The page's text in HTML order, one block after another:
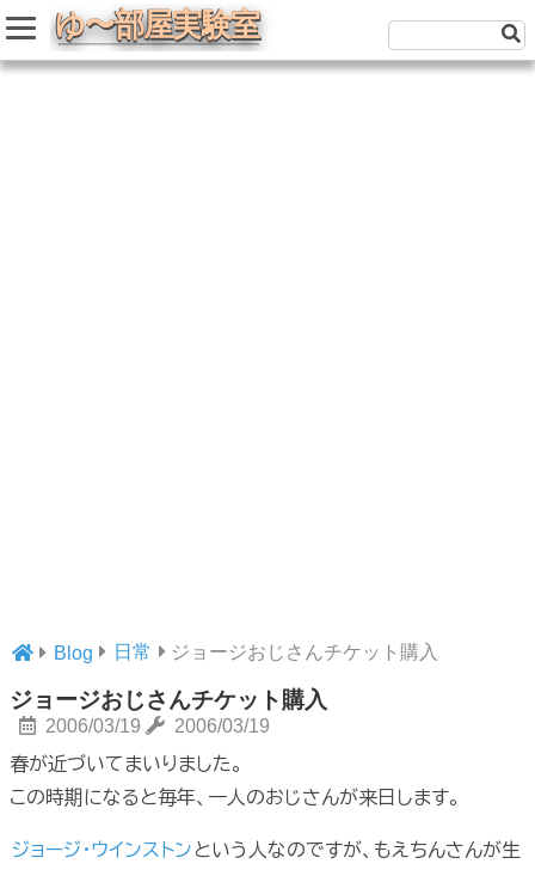
Blog 日常 ジョージおじさんチケット購入
ジョージおじさんチケット購入
2006/03/19 2006/03/19
春が近づいてまいりました。
この時期になると毎年、一人のおじさんが来日します。
ジョージ・ウインストン という人なのですが、もえちんさんが生